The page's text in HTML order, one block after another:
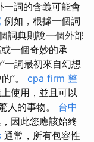
一詞的含義可能會
例如，根據一個詞
詞典則說一個外部
一個奇妙的承
一詞最初來自幻想
”。 cpa firm 整
使用，並且可以
人的事物。 台中
因此您應該始終
通常，所有包容性